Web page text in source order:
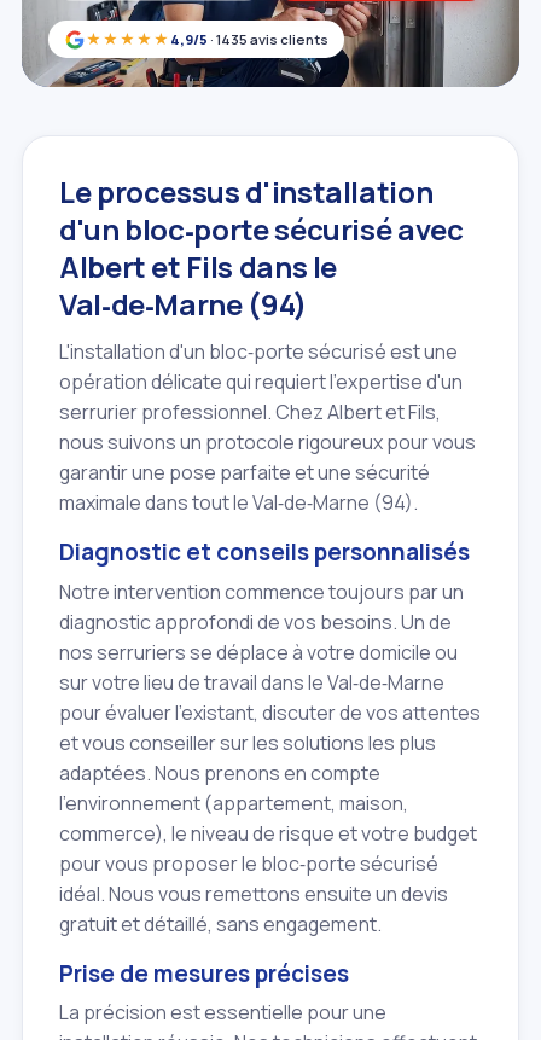
★★★★★ 4,9/5 · 1435 avis clients
Le processus d'installation
d'un bloc‑porte sécurisé avec
Albert et Fils dans le
Val‑de‑Marne (94)
L'installation d'un bloc‑porte sécurisé est une
opération délicate qui requiert l'expertise d'un
serrurier professionnel. Chez Albert et Fils,
nous suivons un protocole rigoureux pour vous
garantir une pose parfaite et une sécurité
maximale dans tout le Val‑de‑Marne (94).
Diagnostic et conseils personnalisés
Notre intervention commence toujours par un
diagnostic approfondi de vos besoins. Un de
nos serruriers se déplace à votre domicile ou
sur votre lieu de travail dans le Val‑de‑Marne
pour évaluer l'existant, discuter de vos attentes
et vous conseiller sur les solutions les plus
adaptées. Nous prenons en compte
l'environnement (appartement, maison,
commerce), le niveau de risque et votre budget
pour vous proposer le bloc‑porte sécurisé
idéal. Nous vous remettons ensuite un devis
gratuit et détaillé, sans engagement.
Prise de mesures précises
La précision est essentielle pour une